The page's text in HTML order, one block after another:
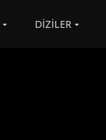
DİZİLER